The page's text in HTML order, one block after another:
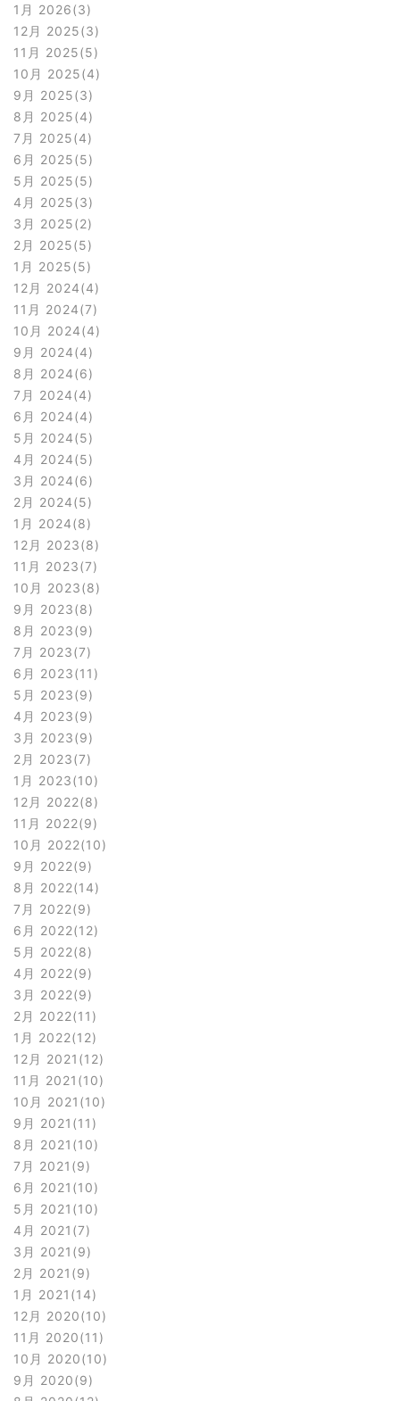
1月 2026 3
12月 2025 3
11月 2025 5
10月 2025 4
9月 2025 3
8月 2025 4
7月 2025 4
6月 2025 5
5月 2025 5
4月 2025 3
3月 2025 2
2月 2025 5
1月 2025 5
12月 2024 4
11月 2024 7
10月 2024 4
9月 2024 4
8月 2024 6
7月 2024 4
6月 2024 4
5月 2024 5
4月 2024 5
3月 2024 6
2月 2024 5
1月 2024 8
12月 2023 8
11月 2023 7
10月 2023 8
9月 2023 8
8月 2023 9
7月 2023 7
6月 2023 11
5月 2023 9
4月 2023 9
3月 2023 9
2月 2023 7
1月 2023 10
12月 2022 8
11月 2022 9
10月 2022 10
9月 2022 9
8月 2022 14
7月 2022 9
6月 2022 12
5月 2022 8
4月 2022 9
3月 2022 9
2月 2022 11
1月 2022 12
12月 2021 12
11月 2021 10
10月 2021 10
9月 2021 11
8月 2021 10
7月 2021 9
6月 2021 10
5月 2021 10
4月 2021 7
3月 2021 9
2月 2021 9
1月 2021 14
12月 2020 10
11月 2020 11
10月 2020 10
9月 2020 9